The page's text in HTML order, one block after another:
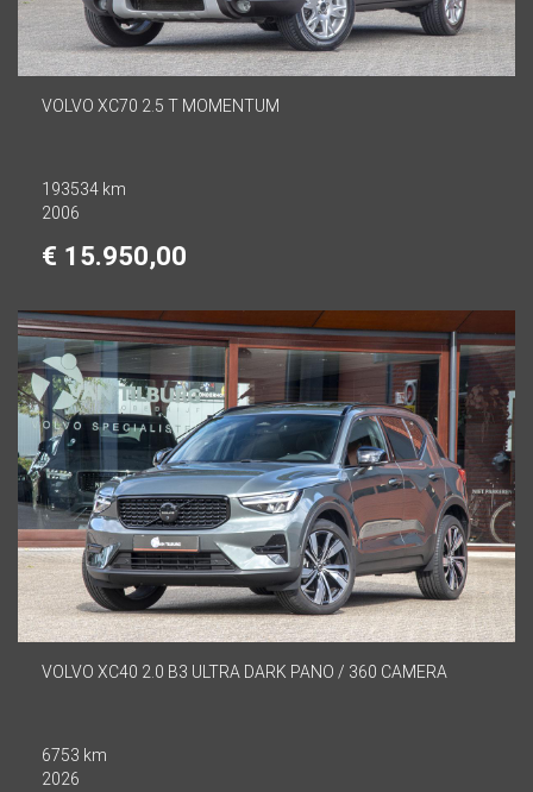
VOLVO XC70 2.5 T MOMENTUM
193534 km
2006
€ 15.950,00
VOLVO XC40 2.0 B3 ULTRA DARK PANO / 360 CAMERA
6753 km
2026